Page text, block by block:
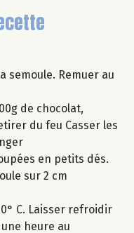
semoule. Remuer au
de chocolat,
du feu Casser les
en petits dés.
sur 2 cm
C. Laisser refroidir
heure au